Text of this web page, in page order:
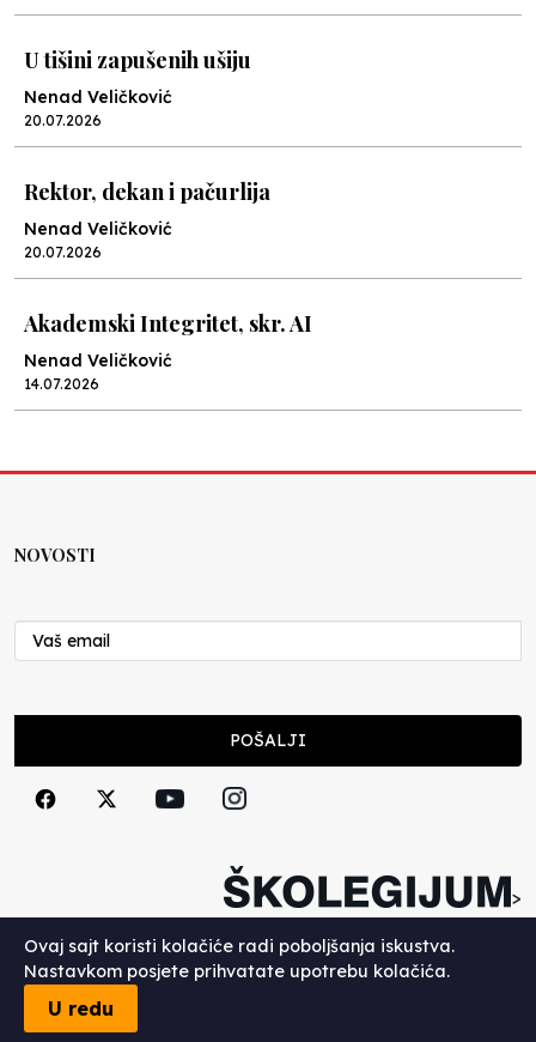
U tišini zapušenih ušiju
Nenad Veličković
20.07.2026
Rektor, dekan i pačurlija
Nenad Veličković
20.07.2026
Akademski Integritet, skr. AI
Nenad Veličković
14.07.2026
Nenad Veličković
19.06.2026
Ocjenjivanje od jedan do pet
NOVOSTI
POŠALJI
>
Copyright (c) 2026. Školegijum.
Ovaj sajt koristi kolačiće radi poboljšanja iskustva.
Nastavkom posjete prihvatate upotrebu kolačića.
U redu